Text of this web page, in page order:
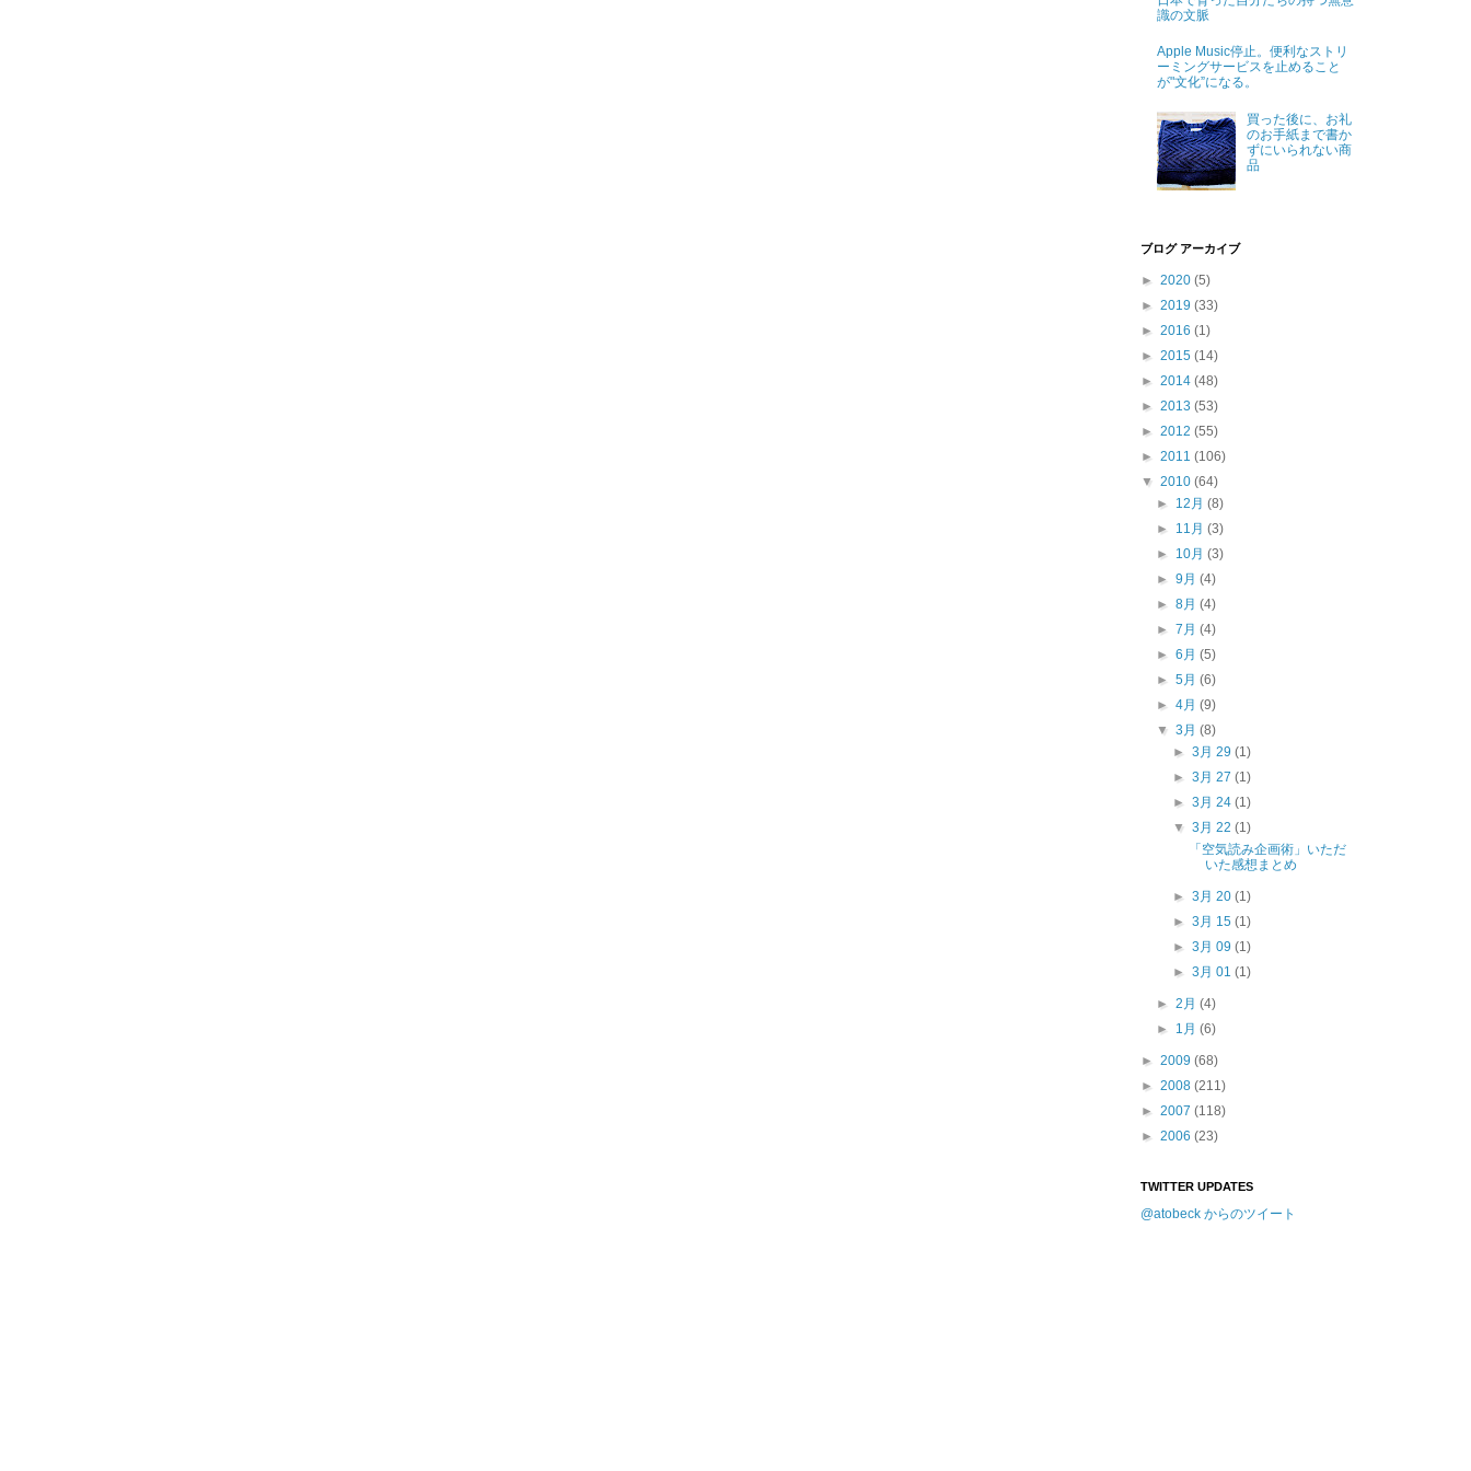
識の文脈
Apple Music停止。便利なストリ
ーミングサービスを止めること
が"文化”になる。
買った後に、お礼
のお手紙まで書か
ずにいられない商
品
ブログ アーカイブ
► 2020 (5)
► 2019 (33)
► 2016 (1)
► 2015 (14)
► 2014 (48)
► 2013 (53)
► 2012 (55)
► 2011 (106)
▼ 2010 (64)
► 12月(8)
► 11月(3)
► 10月(3)
►9月(4)
►8月(4)
►7月(4)
►6月(5)
►5月(6)
►4月(9)
▼3月(8)
► 3月 29 (1)
► 3月 27 (1)
► 3月 24 (1)
▼ 3月 22 (1)
「空気読み企画術」いただ
いた感想まとめ
► 3月 20 (1)
► 3月 15 (1)
► 3月 09 (1)
► 3月 01 (1)
►2月(4)
► 1月(6)
► 2009 (68)
► 2008 (211)
► 2007 (118)
► 2006 (23)
TWITTER UPDATES
@atobeck からのツイート